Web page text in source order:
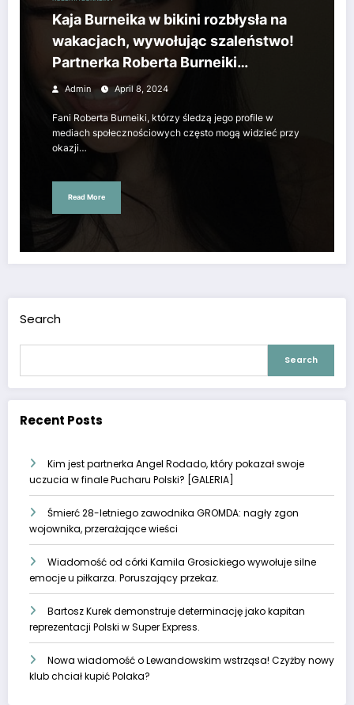
Kaja Burneika w bikini rozbłysła na
wakacjach, wywołując szaleństwo!
Partnerka Roberta Burneiki
odsłoniła krągłe pośladki!
Admin April 8, 2024
Fani Roberta Burneiki, którzy śledzą jego profile w
mediach społecznościowych często mogą widzieć przy
okazji…
Read More
Search
Search
Recent Posts
Kim jest partnerka Angel Rodado, który pokazał swoje
uczucia w finale Pucharu Polski? [GALERIA]
Śmierć 28-letniego zawodnika GROMDA: nagły zgon
wojownika, przerażające wieści
Wiadomość od córki Kamila Grosickiego wywołuje silne
emocje u piłkarza. Poruszający przekaz.
Bartosz Kurek demonstruje determinację jako kapitan
reprezentacji Polski w Super Express.
Nowa wiadomość o Lewandowskim wstrząsa! Czyżby nowy
klub chciał kupić Polaka?